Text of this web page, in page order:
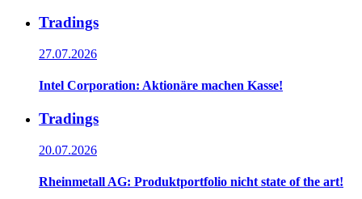
Tradings
27.07.2026
Intel Corporation: Aktionäre machen Kasse!
Tradings
20.07.2026
Rheinmetall AG: Produktportfolio nicht state of the art!